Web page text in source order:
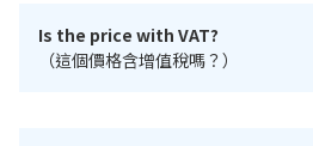
Is the price with VAT?
（這個價格含增值稅嗎？）